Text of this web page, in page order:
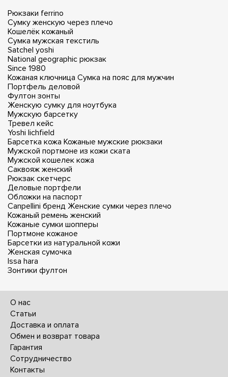
Рюкзаки ferrino
Сумку женскую через плечо
Кошелёк кожаный
Сумка мужская текстиль
Satchel yoshi
National geographic рюкзак
Since 1980
Кожаная ключница Сумка на пояс для мужчин
Портфель деловой
Фултон зонты
Женскую сумку для ноутбука
Мужскую барсетку
Тревел кейс
Yoshi lichfield
Барсетка кожа Кожаные мужские рюкзаки
Мужской портмоне из кожи ската
Мужской кошелек кожа
Саквояж женский
Рюкзак скетчерс
Деловые портфели
Обложки на паспорт
Canpellini бренд Женские сумки через плечо
Кожаный ремень женский
Кожаные сумки шопперы
Портмоне кожаное
Барсетки из натуральной кожи
Женская сумочка
Issa hara
Зонтики фултон
О нас
Статьи
Доставка и оплата
Обмен и возврат товара
Гарантия
Сотрудничество
Контакты